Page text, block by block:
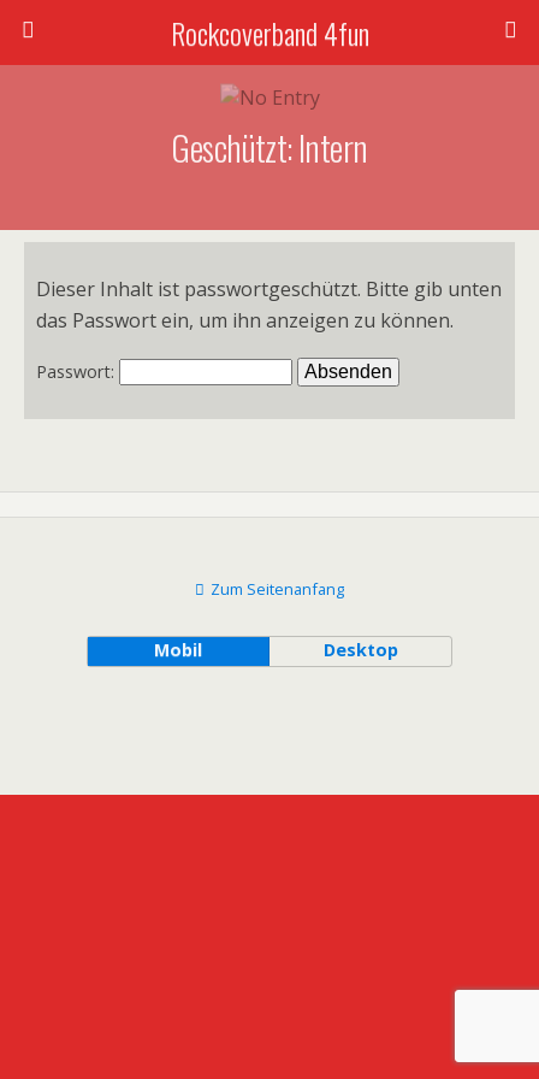
Rockcoverband 4fun
Geschützt: Intern
Dieser Inhalt ist passwortgeschützt. Bitte gib unten
das Passwort ein, um ihn anzeigen zu können.
Passwort:
Zum Seitenanfang
Mobil Desktop